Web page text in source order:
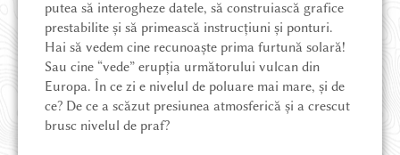
putea să interogheze datele, să construiască grafice
prestabilite și să primească instrucțiuni și ponturi.
Hai să vedem cine recunoaște prima furtună solară!
Sau cine “vede” erupția următorului vulcan din
Europa. În ce zi e nivelul de poluare mai mare, și de
ce? De ce a scăzut presiunea atmosferică și a crescut
brusc nivelul de praf?